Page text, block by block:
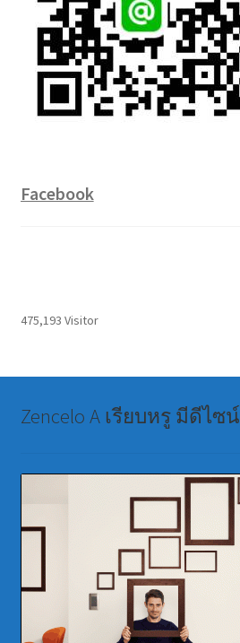
Facebook
475,193 Visitor
Zencelo A เรียบหรู มีดีไซน์